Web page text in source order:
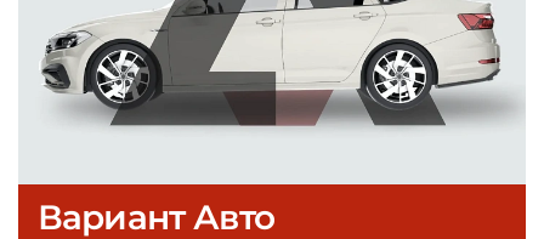
Вариант Авто